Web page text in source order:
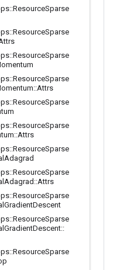
::ResourceSparse
::ResourceSparse
::ResourceSparse
::ResourceSparse
::Attrs
::ResourceSparse
::ResourceSparse
::Attrs
::ResourceSparse
Adagrad
::ResourceSparse
Adagrad ::Attrs
::ResourceSparse
GradientDescent
::ResourceSparse
GradientDescent::
::ResourceSparse